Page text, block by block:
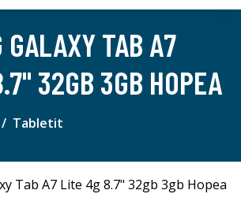
GALAXY TAB A7
32GB 3GB HOPEA
Tabletit